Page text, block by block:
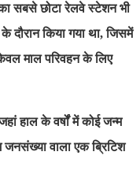
सबसे छोटा रेलवे स्टेशन भी
दौरान किया गया था, जिसमें
माल परिवहन के लिए
हाल के वर्षों में कोई जन्म
जनसंख्या वाला एक ब्रिटिश